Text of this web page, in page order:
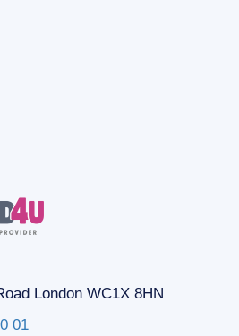
London WC1X 8HN
01